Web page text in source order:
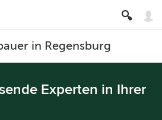
in Regensburg
Experten in Ihrer